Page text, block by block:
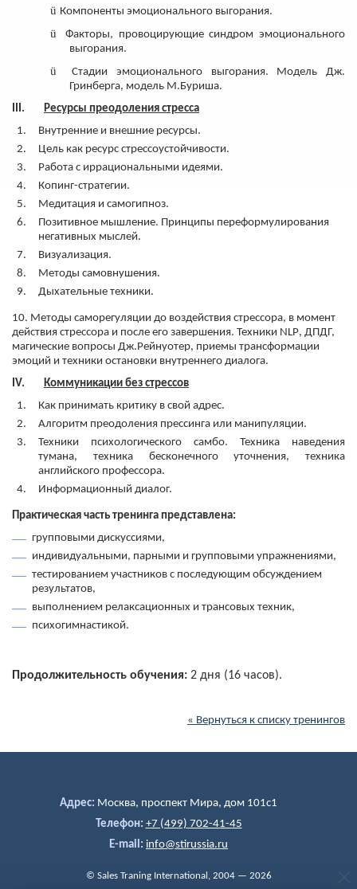
ü Компоненты эмоционального выгорания.
ü
Факторы, провоцирующие синдром эмоционального
выгорания.
ü
Стадии эмоционального выгорания. Модель Дж.
Гринберга, модель М.Буриша.
III.
Ресурсы преодоления стресса
Внутренние и внешние ресурсы.
Цель как ресурс стрессоустойчивости.
Работа с иррациональными идеями.
Копинг-стратегии.
Медитация и самогипноз.
Позитивное мышление. Принципы переформулирования
негативных мыслей.
Визуализация.
Методы самовнушения.
Дыхательные техники.
10. Методы саморегуляции до воздействия стрессора, в момент
действия стрессора и после его завершения. Техники NLP, ДПДГ,
магические вопросы Дж.Рейнуотер, приемы трансформации
эмоций и техники остановки внутреннего диалога.
IV.
Коммуникации без стрессов
Как принимать критику в свой адрес.
Алгоритм преодоления прессинга или манипуляции.
Техники психологического самбо. Техника наведения
тумана, техника бесконечного уточнения, техника
английского профессора.
Информационный диалог.
Практическая часть тренинга представлена:
групповыми дискуссиями,
индивидуальными, парными и групповыми упражнениями,
тестированием участников с последующим обсуждением
результатов,
выполнением релаксационных и трансовых техник,
психогимнастикой.
Продолжительность обучения: 2 дня (16 часов).
« Вернуться к списку тренингов
Адрес: Москва, проспект Мира, дом 101c1
Телефон: +7 (499) 702-41-45
E-mail: info@stirussia.ru
© Sales Traning International, 2004 — 2026